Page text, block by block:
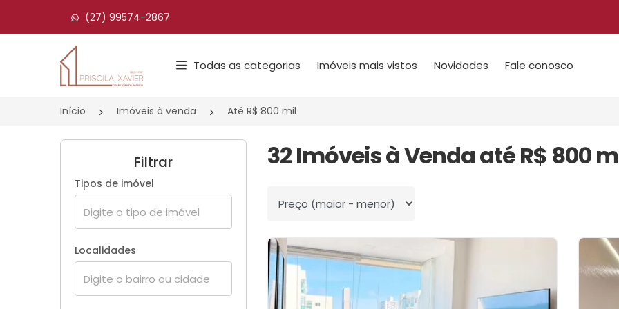
(27) 99574-2867
Página inicial
Todas as categorias Imóveis mais vistos Novidades Fale conosco
Início Imóveis à venda Até R$ 800 mil
Filtrar
Tipos de imóvel
Localidades
32 Imóveis à Venda até R$ 800
Ordenar por